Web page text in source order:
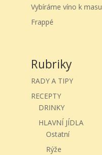
Vybíráme víno k masu
Frappé
Rubriky
RADY A TIPY
RECEPTY
DRINKY
HLAVNÍ JÍDLA
Ostatní
Rýže